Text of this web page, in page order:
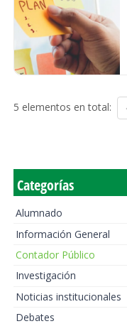
5 elementos en total:
Categorías
Alumnado
Información General
Contador Público
Investigación
Noticias institucionales
Debates